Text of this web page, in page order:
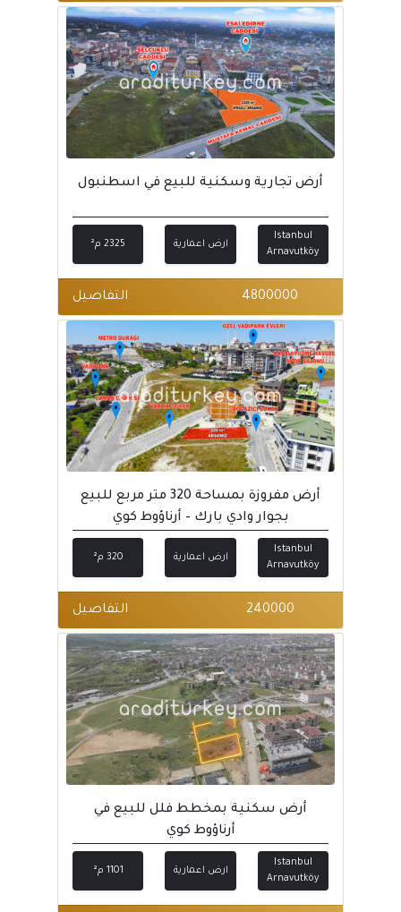
أرض تجارية وسكنية للبيع في اسطنبول
Istanbul
Arnavutköy
ارض اعمارية 2325 م²
4800000 التفاصيل
أرض مفروزة بمساحة 320 متر مربع للبيع
بجوار وادي بارك – أرناؤوط كوي
Istanbul
Arnavutköy
ارض اعمارية 320 م²
240000 التفاصيل
أرض سكنية بمخطط فلل للبيع في
أرناؤوط كوي
Istanbul
Arnavutköy
ارض اعمارية 1101 م²